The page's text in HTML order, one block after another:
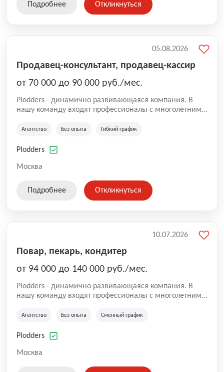
Подробнее Откликнуться
Продавец-консультант, продавец-кассир
от 70 000 до 90 000 руб./мес.
Plodders - динамично развивающаяся компания. В
нашу команду входят профессионалы с многолетним
на рынке аутсорсинга, а накопленный опыт позволяют
оказываемых услуг.
Агентство Без опыта Гибкий график
Plodders
Москва
05.08.2026
Подробнее Откликнуться
Повар, пекарь, кондитер
от 94 000 до 140 000 руб./мес.
Plodders - динамично развивающаяся компания. В
нашу команду входят профессионалы с многолетним
на рынке аутсорсинга, а накопленный опыт позволяют
оказываемых услуг.
Агентство Без опыта Сменный график
Plodders
Москва
10.07.2026